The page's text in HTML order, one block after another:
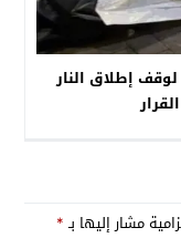
إطلاق النار
مشار إليها بـ*